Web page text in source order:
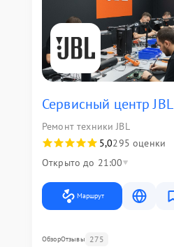
Сервисный центр JBL
Ремонт техники JBL
5,0295 оценки
Открыто до 21:00
Маршрут
ОбзорОтзывы 275